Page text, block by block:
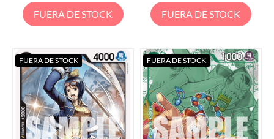
FUERA DE STOCK FUERA DE STOCK
FUERA DE STOCK FUERA DE STOCK